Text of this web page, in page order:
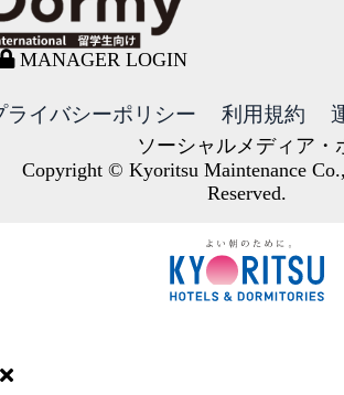
MANAGER LOGIN
ライバシーポリシー 利用規約
ソーシャルメディア・
Copyright © Kyoritsu Maintenance
Reserved.